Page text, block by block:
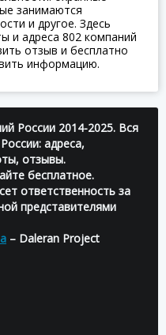
занимаются
и другое. Здесь
и адреса 802 компаний
отзыв и бесплатно
информацию.
России 2014-2025. Вся
адреса,
отзывы.
бесплатное.
ответственность за
представителями
– Daleran Project